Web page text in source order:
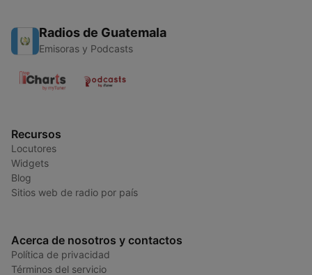
Radios de Guatemala
Emisoras y Podcasts
Recursos
Locutores
Widgets
Blog
Sitios web de radio por país
Acerca de nosotros y contactos
Política de privacidad
Términos del servicio